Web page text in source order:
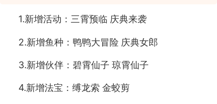
1.新增活动：三霄预临 庆典来袭
2.新增鱼种：鸭鸭大冒险 庆典女郎
3.新增伙伴：碧霄仙子 琼霄仙子
4.新增法宝：缚龙索 金蛟剪